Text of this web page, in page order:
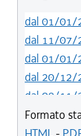
dal 01/01/
dal 11/07/
dal 01/01/
dal 20/12/
dal 08/11/
dal 29/03/
dal 15/02/
Formato